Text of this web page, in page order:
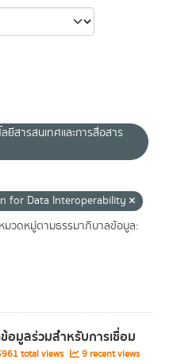
ยีสารสนเทศและการสื่อสาร
for Data Interoperability
หมวดหมู่ตามธรรมาภิบาลข้อมูล:
มูลร่วมสำหรับการเชื่อม
total views 9 recent views